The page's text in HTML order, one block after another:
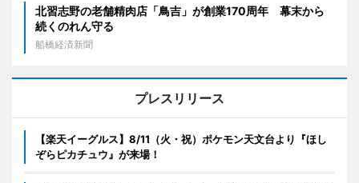
北習志野の老舗精肉店「鳥吉」が創業170周年 幕末から
続くのれん守る
船橋経済新聞
プレスリリース
【楽天イーグルス】8/11（火・祝）ポケモン天文台より『ほし
ぞらピカチュウ』が来場！